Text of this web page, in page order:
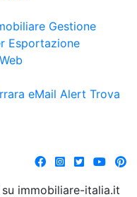
Gestione
Esportazione
eMail Alert Trova
immobiliare-italia.it